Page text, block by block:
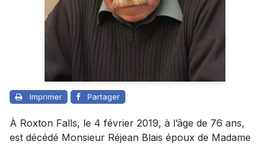
Imprimer Partager
À Roxton Falls, le 4 février 2019, à l’âge de 76 ans,
est décédé Monsieur Réjean Blais époux de Madame